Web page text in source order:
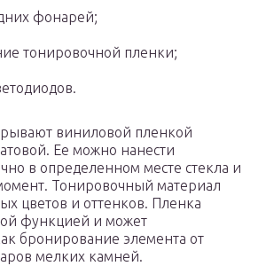
фонарей;
тонировочной пленки;
виниловой пленкой
Ее можно нанести
в определенном месте стекла и
Тонировочный материал
цветов и оттенков. Пленка
функцией и может
бронирование элемента от
мелких камней.